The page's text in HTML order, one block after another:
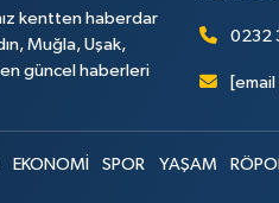
kentten haberdar
Muğla, Uşak,
güncel haberleri
0232
EKONOMİ SPOR YAŞAM